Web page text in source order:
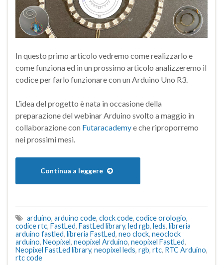
In questo primo articolo vedremo come realizzarlo e
come funziona ed in un prossimo articolo analizzeremo il
codice per farlo funzionare con un Arduino Uno R3.
L’idea del progetto è nata in occasione della
preparazione del webinar Arduino svolto a maggio in
collaborazione con Futaracademye che riproporremo
nei prossimi mesi.
Continua a leggere
arduino, arduino code, clock code, codice orologio,
codice rtc, FastLed, FastLed library, led rgb, leds, libreria
arduino fastled, libreria FastLed, neo clock, neoclock
arduino, Neopixel, neopixel Arduino, neopixel FastLed,
Neopixel FastLed library, neopixel leds, rgb, rtc, RTC Arduino,
rtc code